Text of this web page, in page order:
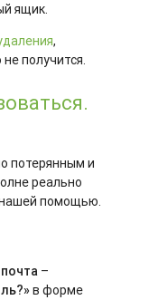
ящик.
,
получится.
потерянным и
реально
нашей помощью.
почта –
в форме